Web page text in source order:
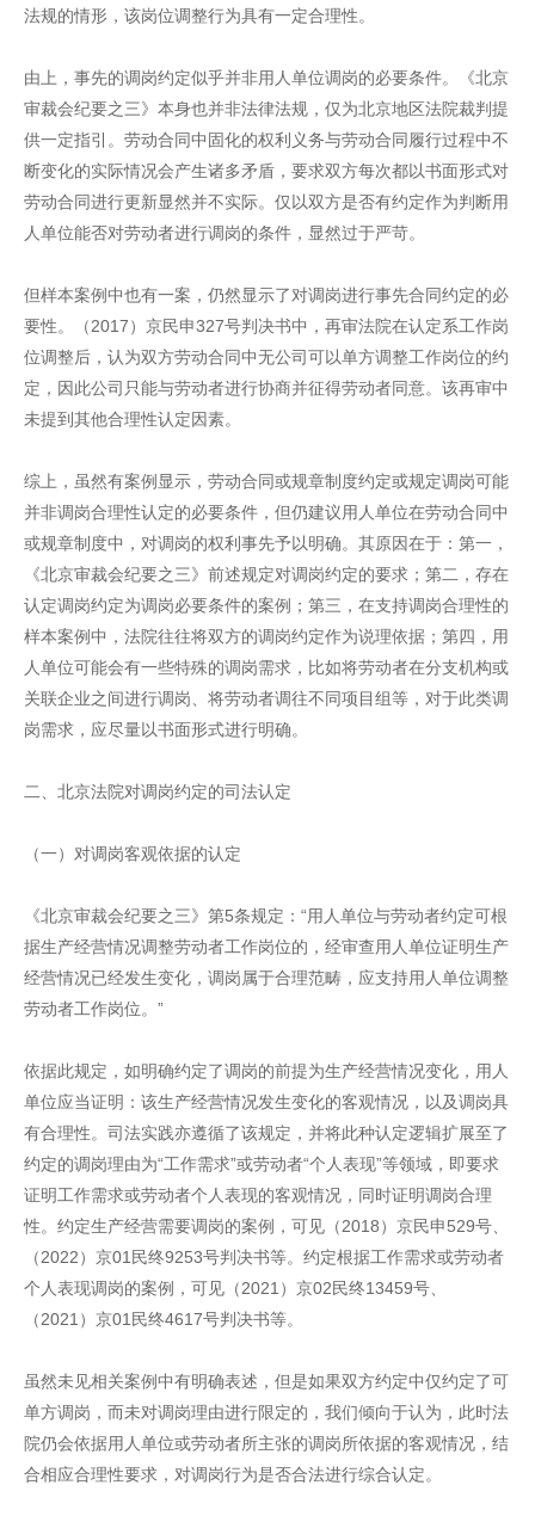
法规的情形，该岗位调整行为具有一定合理性。
由上，事先的调岗约定似乎并非用人单位调岗的必要条件。《北京
审裁会纪要之三》本身也并非法律法规，仅为北京地区法院裁判提
供一定指引。劳动合同中固化的权利义务与劳动合同履行过程中不
断变化的实际情况会产生诸多矛盾，要求双方每次都以书面形式对
劳动合同进行更新显然并不实际。仅以双方是否有约定作为判断用
人单位能否对劳动者进行调岗的条件，显然过于严苛。
但样本案例中也有一案，仍然显示了对调岗进行事先合同约定的必
要性。（2017）京民申327号判决书中，再审法院在认定系工作岗
位调整后，认为双方劳动合同中无公司可以单方调整工作岗位的约
定，因此公司只能与劳动者进行协商并征得劳动者同意。该再审中
未提到其他合理性认定因素。
综上，虽然有案例显示，劳动合同或规章制度约定或规定调岗可能
并非调岗合理性认定的必要条件，但仍建议用人单位在劳动合同中
或规章制度中，对调岗的权利事先予以明确。其原因在于：第一，
《北京审裁会纪要之三》前述规定对调岗约定的要求；第二，存在
认定调岗约定为调岗必要条件的案例；第三，在支持调岗合理性的
样本案例中，法院往往将双方的调岗约定作为说理依据；第四，用
人单位可能会有一些特殊的调岗需求，比如将劳动者在分支机构或
关联企业之间进行调岗、将劳动者调往不同项目组等，对于此类调
岗需求，应尽量以书面形式进行明确。
二、北京法院对调岗约定的司法认定
（一）对调岗客观依据的认定
《北京审裁会纪要之三》第5条规定：“用人单位与劳动者约定可根
据生产经营情况调整劳动者工作岗位的，经审查用人单位证明生产
经营情况已经发生变化，调岗属于合理范畴，应支持用人单位调整
劳动者工作岗位。”
依据此规定，如明确约定了调岗的前提为生产经营情况变化，用人
单位应当证明：该生产经营情况发生变化的客观情况，以及调岗具
有合理性。司法实践亦遵循了该规定，并将此种认定逻辑扩展至了
约定的调岗理由为“工作需求”或劳动者“个人表现”等领域，即要求
证明工作需求或劳动者个人表现的客观情况，同时证明调岗合理
性。约定生产经营需要调岗的案例，可见（2018）京民申529号、
（2022）京01民终9253号判决书等。约定根据工作需求或劳动者
个人表现调岗的案例，可见（2021）京02民终13459号、
（2021）京01民终4617号判决书等。
虽然未见相关案例中有明确表述，但是如果双方约定中仅约定了可
单方调岗，而未对调岗理由进行限定的，我们倾向于认为，此时法
院仍会依据用人单位或劳动者所主张的调岗所依据的客观情况，结
合相应合理性要求，对调岗行为是否合法进行综合认定。